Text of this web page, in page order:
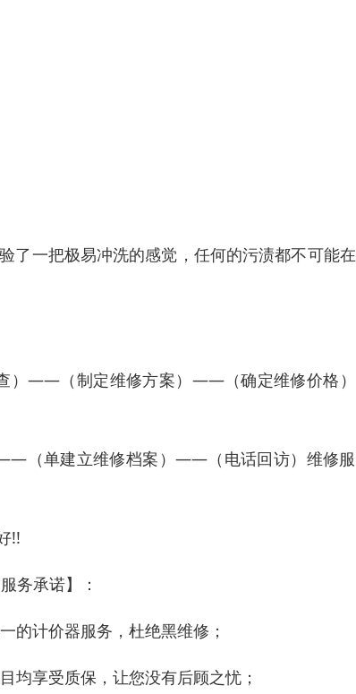
了一把极易冲洗的感觉，任何的污渍都不可能
）——（制定维修方案）——（确定维修价格
（单建立维修档案）——（电话回访）维修
!!
务承诺】：
的计价器服务，杜绝黑维修；
均享受质保，让您没有后顾之忧；